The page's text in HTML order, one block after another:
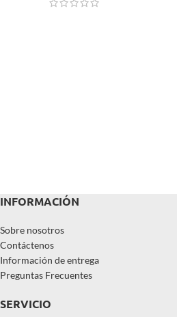
INFORMACIÓN
Sobre nosotros
Contáctenos
Información de entrega
Preguntas Frecuentes
SERVICIO